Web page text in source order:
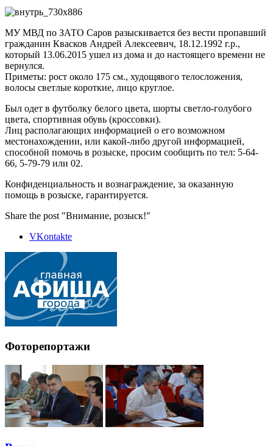
МУ МВД по ЗАТО Саров разыскивается без вести пропавший
гражданин Квасков Андрей Алексеевич, 18.12.1992 г.р.,
который 13.06.2015 ушел из дома и до настоящего времени не
вернулся.
Приметы: рост около 175 см., худощявого телосложения,
волосы светлые короткие, лицо круглое.
Был одет в футболку белого цвета, шорты светло-голубого
цвета, спортивная обувь (кроссовки).
Лиц располагающих информацией о его возможном
местонахождении, или какой-либо другой информацией,
способной помочь в розыске, просим сообщить по тел: 5-64-
66, 5-79-79 или 02.
Конфиденциальность и вознаграждение, за оказанную
помощь в розыске, гарантируется.
Share the post "Внимание, розыск!"
VKontakte
Фоторепортажи